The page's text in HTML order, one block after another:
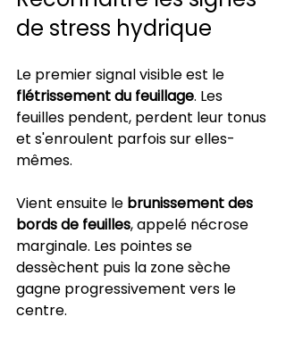
de stress hydrique
Le premier signal visible est le
flétrissement du feuillage. Les
feuilles pendent, perdent leur tonus
et s'enroulent parfois sur elles-
mêmes.
Vient ensuite le brunissement des
bords de feuilles, appelé nécrose
marginale. Les pointes se
dessèchent puis la zone sèche
gagne progressivement vers le
centre.